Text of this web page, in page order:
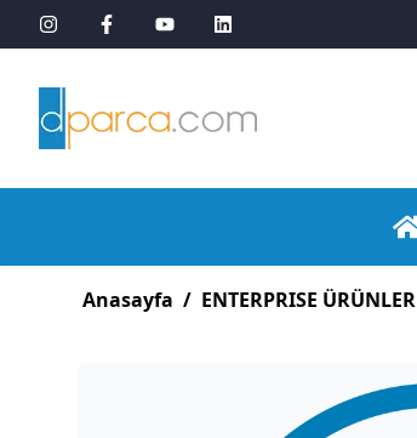
Anasayfa / ENTERPRISE ÜRÜNLER